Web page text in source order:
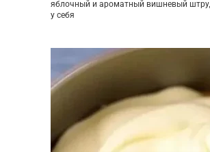
яблочный и ароматный вишневый
у себя